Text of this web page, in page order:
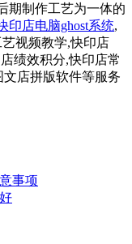
期制作工艺为一体的
印店电脑ghost系统,
艺视频教学,快印店
绩效积分,快印店常
文店拼版软件等服务
事项